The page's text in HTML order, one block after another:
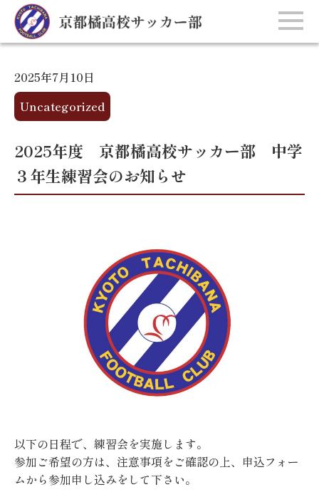
2025年7月10日
Uncategorized
2025年度 京都橘高校サッカー部 中学
３年生練習会のお知らせ
以下の日程で、練習会を実施します。
参加ご希望の方は、注意事項をご確認の上、申込フォー
ムから参加申し込みをして下さい。